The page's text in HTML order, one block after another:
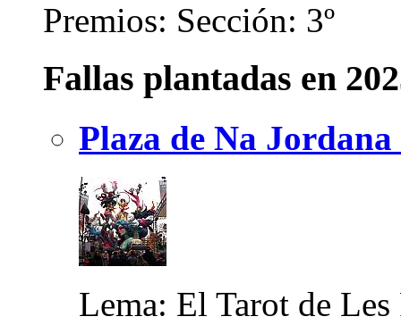
Premios: Sección: 3º
Fallas plantadas en
Plaza de Na Jordana
Lema: El Tarot de Les